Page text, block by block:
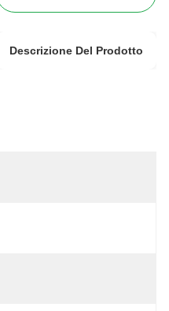
Descrizione Del Prodotto